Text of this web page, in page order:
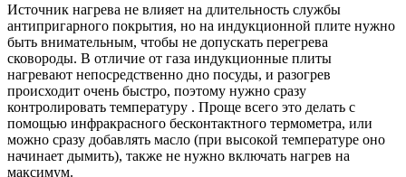
Источник нагрева не влияет на длительность службы
антипригарного покрытия, но на индукционной плите нужно
быть внимательным, чтобы не допускать перегрева
сковороды. В отличие от газа индукционные плиты
нагревают непосредственно дно посуды, и разогрев
происходит очень быстро, поэтому нужно сразу
контролировать температуру . Проще всего это делать с
помощью инфракрасного бесконтактного термометра, или
можно сразу добавлять масло (при высокой температуре оно
начинает дымить), также не нужно включать нагрев на
максимум.